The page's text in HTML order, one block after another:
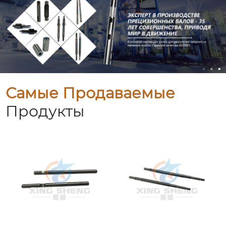
Самые Продаваемые
Продукты